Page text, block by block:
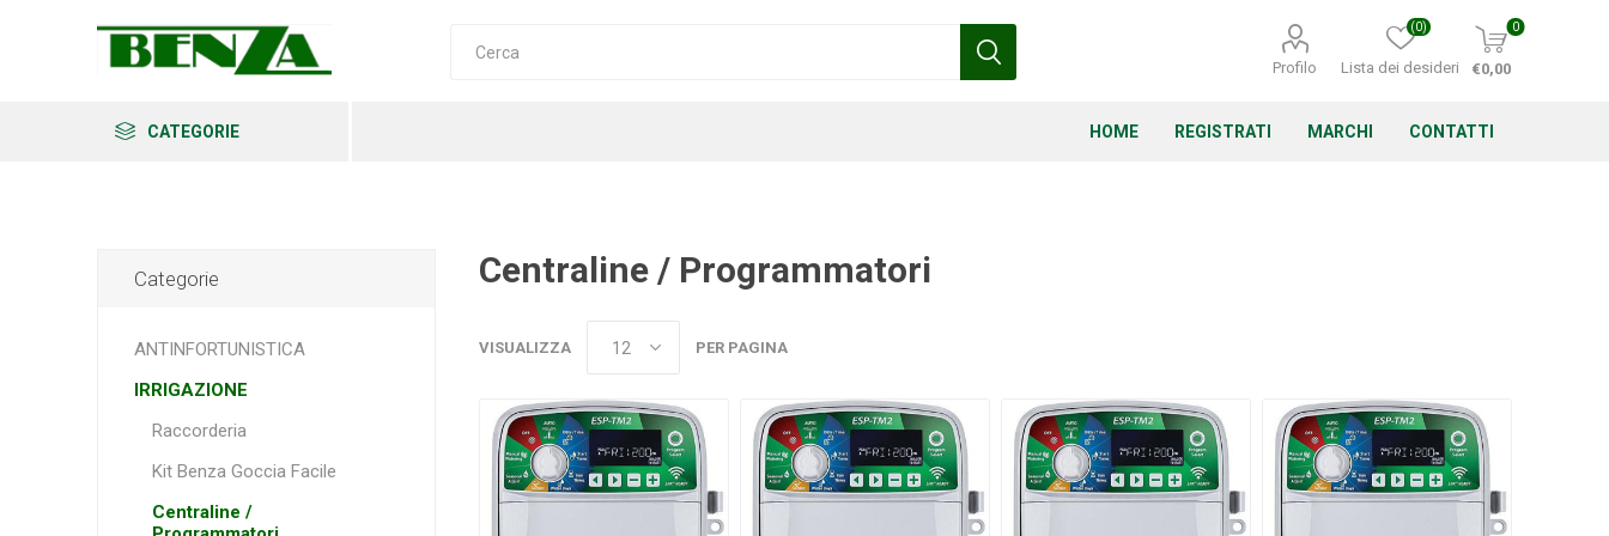
Profilo Lista dei desideri
(0) 0
€0,00
CATEGORIE HOME REGISTRATI MARCHI
Gardena Griffon
Gamma
pennelli
Hozelock Irritrol Irritec Lacogreen
CONTATTI
Centraline / Programmatori
VISUALIZZA PER PAGINA
Categorie
ANTINFORTUNISTICA
IRRIGAZIONE
Raccorderia
Kit Benza Goccia Facile
Centraline /